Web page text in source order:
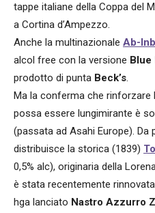
tappe italiane della Coppa del
a Cortina d’Ampezzo.
Anche la multinazionale Ab-
alcol free con la versione Blue
prodotto di punta Beck’s.
Ma la conferma che rinforzare
possa essere lungimirante è
(passata ad Asahi Europe). Da
distribuisce la storica (1839)
0,5% alc), originaria della
è stata recentemente
hga lanciato Nastro Azzurro